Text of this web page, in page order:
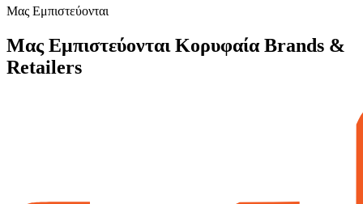
Μας Εμπιστεύονται
Μας Εμπιστεύονται Κορυφαία Brands &
Retailers